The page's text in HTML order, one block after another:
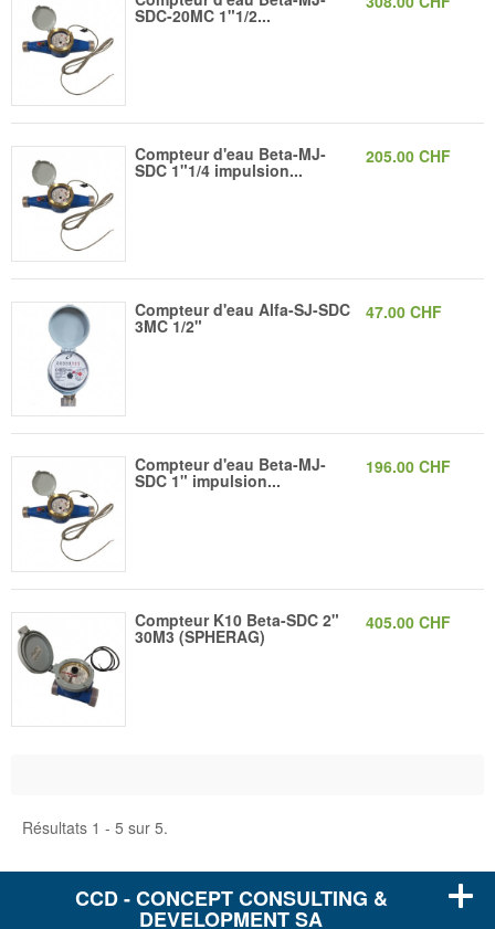
SDC-20MC 1"1/2...
Compteur d'eau Beta-MJ-
SDC 1"1/4 impulsion...
205.00 CHF
Compteur d'eau Alfa-SJ-SDC
3MC 1/2"
47.00 CHF
Compteur d'eau Beta-MJ-
SDC 1" impulsion...
196.00 CHF
Compteur K10 Beta-SDC 2"
30M3 (SPHERAG)
405.00 CHF
Résultats 1 - 5 sur 5.
CCD - CONCEPT CONSULTING &
DEVELOPMENT SA